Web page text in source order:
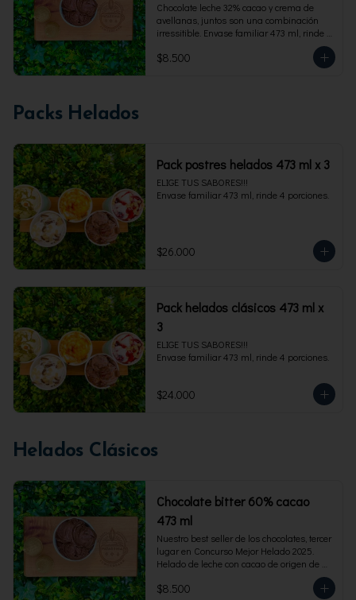
Chocolate leche 32% cacao y crema de
avellanas, juntos son una combinación
irressitible. Envase familiar 473 ml, rinde 4
$8.500
Packs Helados
Pack postres helados 473 ml x 3
ELIGE TUS SABORES!!!
Envase familiar 473 ml, rinde 4 porciones.
$26.000
Pack helados clásicos 473 ml x
3
ELIGE TUS SABORES!!!
Envase familiar 473 ml, rinde 4 porciones.
$24.000
Helados Clásicos
Chocolate bitter 60% cacao
473 ml
Nuestro best seller de los chocolates, tercer
lugar en Concurso Mejor Helado 2025.
Helado de leche con cacao de origen de
intensidad al 60%. Envase familiar 473 ml,
rinde 4  porciones.
$8.500